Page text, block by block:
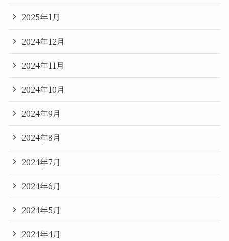
2025年1月
2024年12月
2024年11月
2024年10月
2024年9月
2024年8月
2024年7月
2024年6月
2024年5月
2024年4月